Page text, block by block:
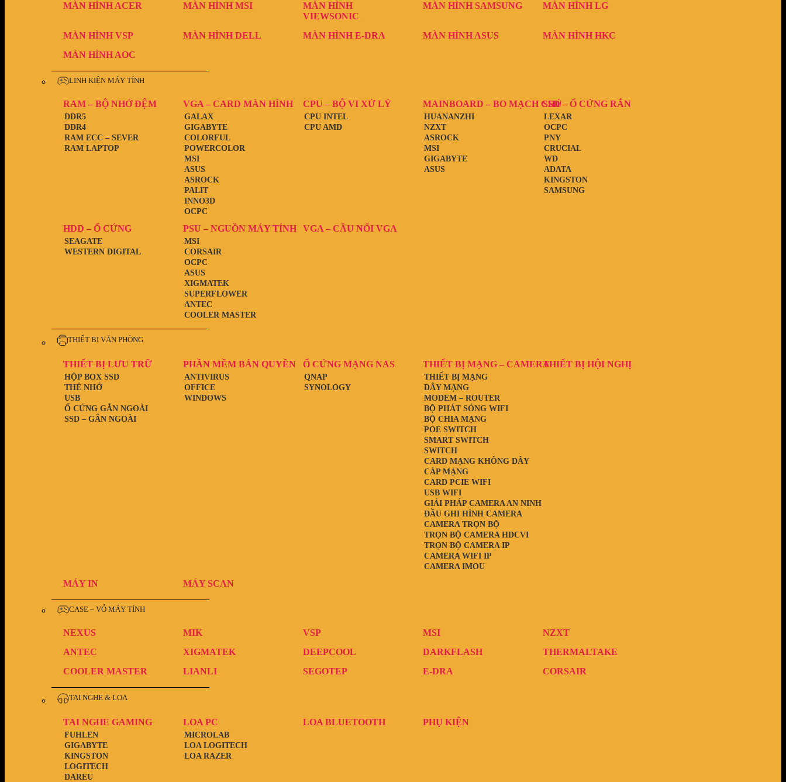
MÀN HÌNH ACER MÀN HÌNH MSI
MÀN HÌNH
VIEWSONIC
MÀN HÌNH SAMSUNG MÀN HÌNH LG
MÀN HÌNH VSP MÀN HÌNH DELL MÀN HÌNH E-DRA MÀN HÌNH ASUS
MÀN HÌNH HKC
MÀN HÌNH AOC
LINH KIỆN MÁY TÍNH
RAM – BỘ NHỚ ĐỆM
RAM LAPTOP
RAM ECC – SEVER
DDR4
DDR5
VGA – CARD MÀN HÌNH
OCPC
INNO3D
PALIT
ASROCK
ASUS
MSI
POWERCOLOR
COLORFUL
GIGABYTE
GALAX
CPU – BỘ VI XỬ LÝ
CPU AMD
CPU INTEL
MAINBOARD – BO MẠCH CHỦ
ASUS
GIGABYTE
MSI
ASROCK
NZXT
HUANANZHI
SSD – Ổ CỨNG RẮN
SAMSUNG
KINGSTON
ADATA
WD
CRUCIAL
PNY
OCPC
LEXAR
HDD – Ổ CỨNG
WESTERN DIGITAL
SEAGATE
PSU – NGUỒN MÁY TÍNH
COOLER MASTER
ANTEC
SUPERFLOWER
XIGMATEK
ASUS
OCPC
CORSAIR
MSI
VGA – CẦU NỐI VGA
THIẾT BỊ VĂN PHÒNG
THIẾT BỊ LƯU TRỮ
SSD – GẮN NGOÀI
Ổ CỨNG GẮN NGOÀI
USB
THẺ NHỚ
HỘP BOX SSD
PHẦN MỀM BẢN QUYỀN
WINDOWS
OFFICE
ANTIVIRUS
Ổ CỨNG MẠNG NAS
SYNOLOGY
QNAP
THIẾT BỊ MẠNG – CAMERA
GIẢI PHÁP CAMERA AN NINH
CAMERA WIFI IP
CAMERA IMOU
CAMERA TRỌN BỘ
TRỌN BỘ CAMERA IP
TRỌN BỘ CAMERA HDCVI
ĐẦU GHI HÌNH CAMERA
THIẾT BỊ MẠNG
CARD MẠNG KHÔNG DÂY
USB WIFI
CARD PCIE WIFI
CÁP MẠNG
BỘ CHIA MẠNG
SWITCH
SMART SWITCH
POE SWITCH
BỘ PHÁT SÓNG WIFI
MODEM – ROUTER
DÂY MẠNG
THIẾT BỊ HỘI NGHỊ
MÁY IN MÁY SCAN
CASE – VỎ MÁY TÍNH
NEXUS MIK VSP MSI
NZXT
ANTEC
XIGMATEK DEEPCOOL DARKFLASH
THERMALTAKE
COOLER MASTER
LIANLI SEGOTEP E-DRA CORSAIR
TAI NGHE & LOA
TAI NGHE GAMING
DAREU
LOGITECH
KINGSTON
GIGABYTE
FUHLEN
LOA PC
LOA RAZER
LOA LOGITECH
MICROLAB
LOA BLUETOOTH PHỤ KIỆN